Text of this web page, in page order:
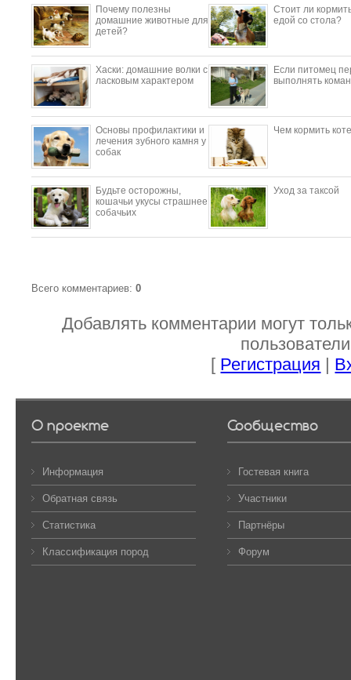
Почему полезны
домашние животные для
детей?
Стоит ли
едой со стола?
​Хаски: домашние волки с
ласковым характером
Если питомец
выполнять
Основы профилактики и
лечения зубного камня у
собак
Чем кормить
Будьте осторожны,
кошачьи укусы страшнее
собачьих
Уход за таксой
Всего комментариев: 0
Добавлять комментарии могут
[ Регистрация |
О проекте
Информация
Обратная связь
Статистика
Классификация пород
Сообщество
Гостевая книга
Участники
Партнёры
Форум